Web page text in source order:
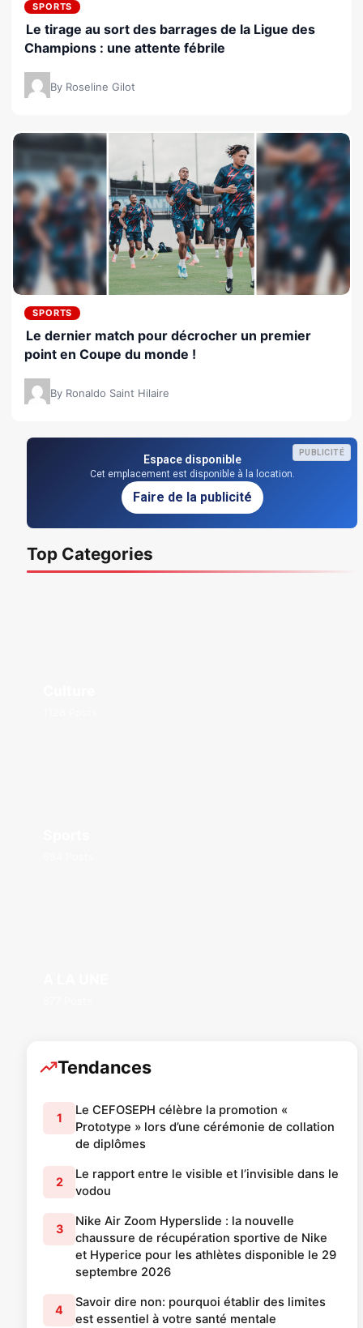
SPORTS
Le tirage au sort des barrages de la Ligue des
Champions : une attente fébrile
By Roseline Gilot
SPORTS
Le dernier match pour décrocher un premier
point en Coupe du monde !
By Ronaldo Saint Hilaire
PUBLICITÉ
Espace disponible
Cet emplacement est disponible à la location.
Faire de la publicité
Top Categories
Tendances
1
Le CEFOSEPH célèbre la promotion «
Prototype » lors d’une cérémonie de collation
de diplômes
2
Le rapport entre le visible et l’invisible dans le
vodou
3
Nike Air Zoom Hyperslide : la nouvelle
chaussure de récupération sportive de Nike
et Hyperice pour les athlètes disponible le 29
septembre 2026
4
Savoir dire non: pourquoi établir des limites
est essentiel à votre santé mentale